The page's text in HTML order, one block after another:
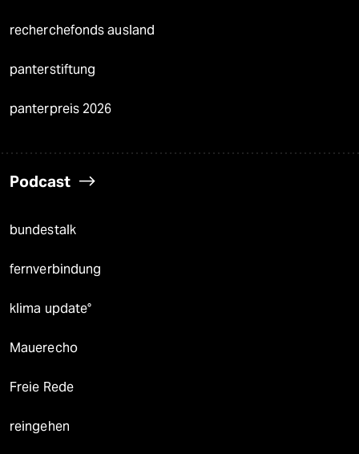
recherchefonds ausland
panterstiftung
panterpreis 2026
Podcast
bundestalk
fernverbindung
klima update°
Mauerecho
Freie Rede
reingehen